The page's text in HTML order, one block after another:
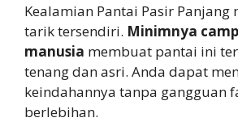
Kealamian Pantai Pasir Panjang
tarik tersendiri. Minimnya
manusia membuat pantai ini
tenang dan asri. Anda dapat
keindahannya tanpa gangguan
berlebihan.